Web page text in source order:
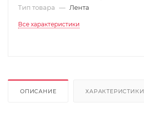
Тип товара — Лента
Все характеристики
ОПИСАНИЕ ХАРАКТЕРИСТИКИ